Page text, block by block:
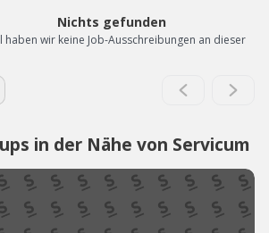
Nichts gefunden
haben wir keine Job-Ausschreibungen an dieser
in der Nähe von Servicum